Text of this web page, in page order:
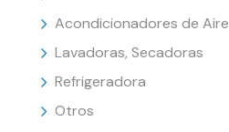
Acondicionadores de Aire
Lavadoras, Secadoras
Refrigeradora
Otros